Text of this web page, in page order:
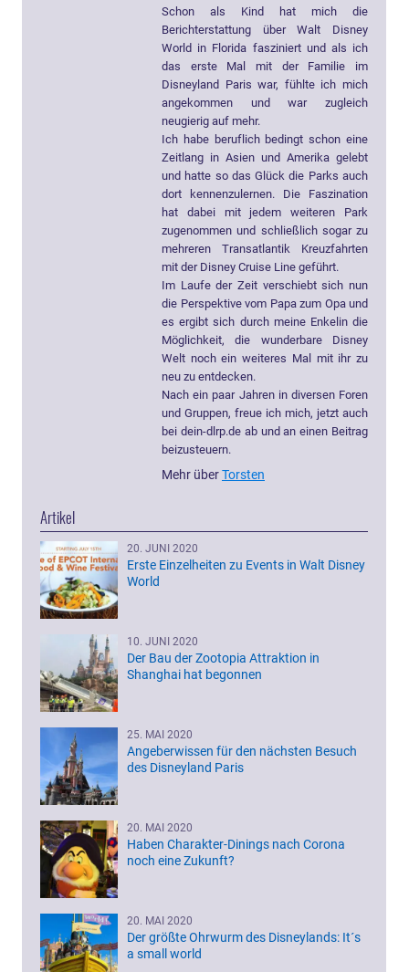
Schon als Kind hat mich die
Berichterstattung über Walt Disney
World in Florida fasziniert und als ich
das erste Mal mit der Familie im
Disneyland Paris war, fühlte ich mich
angekommen und war zugleich
neugierig auf mehr.
Ich habe beruflich bedingt schon eine
Zeitlang in Asien und Amerika gelebt
und hatte so das Glück die Parks auch
dort kennenzulernen. Die Faszination
hat dabei mit jedem weiteren Park
zugenommen und schließlich sogar zu
mehreren Transatlantik Kreuzfahrten
mit der Disney Cruise Line geführt.
Im Laufe der Zeit verschiebt sich nun
die Perspektive vom Papa zum Opa und
es ergibt sich durch meine Enkelin die
Möglichkeit, die wunderbare Disney
Welt noch ein weiteres Mal mit ihr zu
neu zu entdecken.
Nach ein paar Jahren in diversen Foren
und Gruppen, freue ich mich, jetzt auch
bei dein-dlrp.de ab und an einen Beitrag
beizusteuern.
Mehr überTorsten
Artikel
20. JUNI 2020
Erste Einzelheiten zu Events in Walt Disney
World
10. JUNI 2020
Der Bau der Zootopia Attraktion in
Shanghai hat begonnen
25. MAI 2020
Angeberwissen für den nächsten Besuch
des Disneyland Paris
20. MAI 2020
Haben Charakter-Dinings nach Corona
noch eine Zukunft?
20. MAI 2020
Der größte Ohrwurm des Disneylands: It´s
a small world